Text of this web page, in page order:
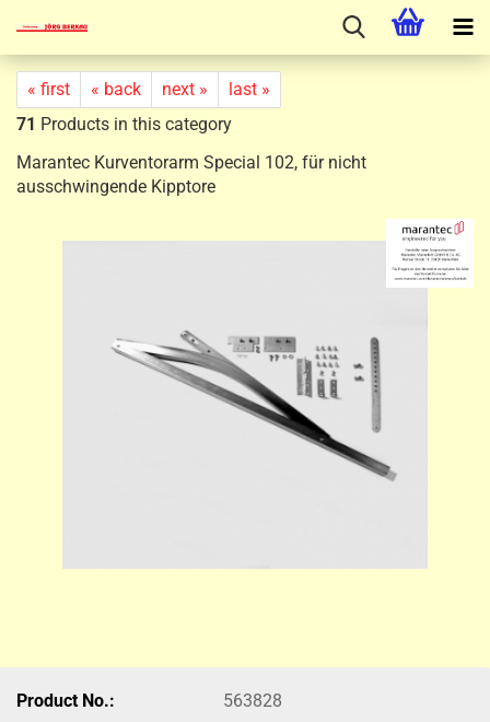
« first « back next »
last »
71 Products in this category
Marantec Kurventorarm Special 102, für nicht
ausschwingende Kipptore
Product No.:
563828